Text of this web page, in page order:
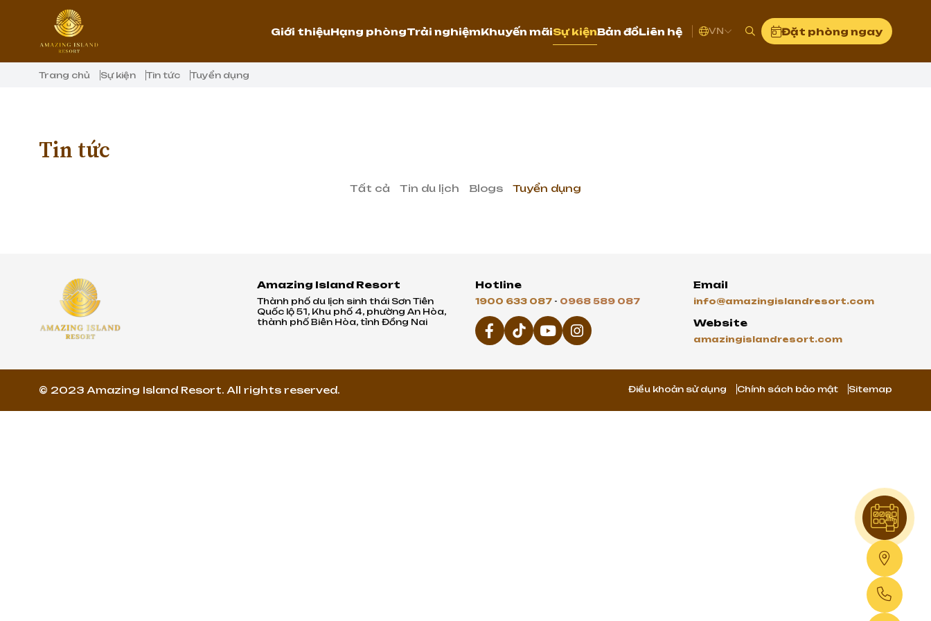
Giới thiệuHạng phòngTrải nghiệmKhuyến mãiSự kiệnBản đồLiên hệ VN Đặt phòng ngay
Trang chủ Sự kiện Tin tức Tuyển dụng
Tin tức
Tất cả Tin du lịch Blogs Tuyển dụng
Amazing Island Resort
Thành phố du lịch sinh thái Sơn Tiên
Quốc lộ 51, Khu phố 4, phường An Hòa,
thành phố Biên Hòa, tỉnh Đồng Nai
Hotline
1900 633 087- 0968 589 087
Email
info@amazingislandresort.com
Website
amazingislandresort.com
© 2023 Amazing Island Resort. All rights reserved. Điều khoản sử dụng Chính sách bảo mật Sitemap